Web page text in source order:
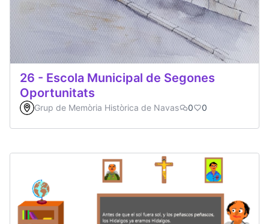
26 - Escola Municipal de Segones
Oportunitats
Grup de Memòria Històrica de Navas 0 0